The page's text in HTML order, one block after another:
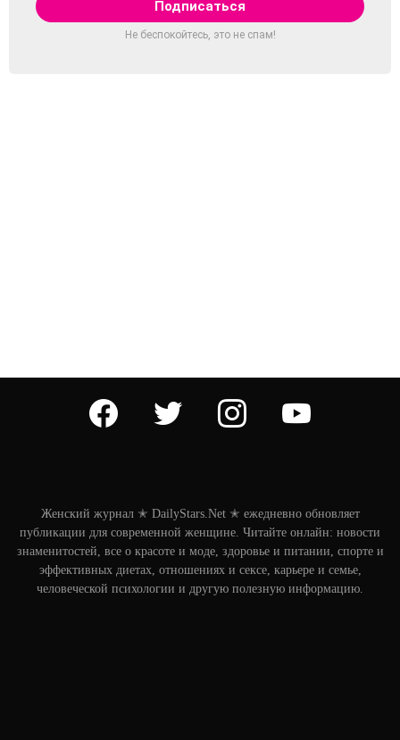
Не беспокойтесь, это не спам!
facebook twitter instagram
Женский журнал ✭ DailyStars.Net ✭ ежедневно обновляет
публикации для современной женщине. Читайте онлайн: новости
знаменитостей, все о красоте и моде, здоровье и питании, спорте и
эффективных диетах, отношениях и сексе, карьере и семье,
человеческой психологии и другую полезную информацию.